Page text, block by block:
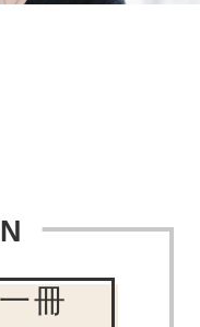
一冊